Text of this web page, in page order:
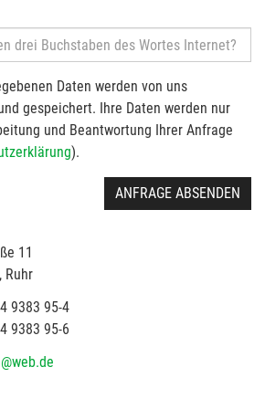
Daten werden von uns
gespeichert. Ihre Daten werden nur
und Beantwortung Ihrer Anfrage
).
ANFRAGE ABSENDEN
11
Ruhr
9383 95-4
9383 95-6